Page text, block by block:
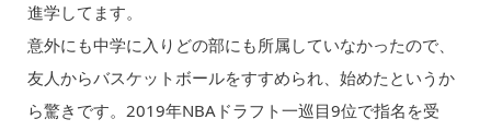
進学してます。
意外にも中学に入りどの部にも所属していなかったので、
友人からバスケットボールをすすめられ、始めたというか
ら驚きです。2019年NBAドラフト一巡目9位で指名を受